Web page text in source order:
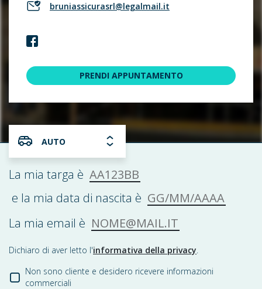
bruniassicurasrl@legalmail.it
PRENDI APPUNTAMENTO
AUTO
La mia targa è AA123BB
e la mia data di nascita è GG/MM/AAAA
La mia email è NOME@MAIL.IT
Dichiaro di aver letto l'informativa della privacy.
Non sono cliente e desidero ricevere informazioni
commerciali